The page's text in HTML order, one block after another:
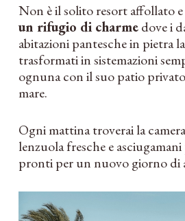
Non è il solito resort affollato
un rifugio di charmedove i
abitazioni pantesche in pietra
trasformati in sistemazioni
ognuna con il suo patio
mare.
Ogni mattina troverai la
lenzuola fresche e
pronti per un nuovo giorno di